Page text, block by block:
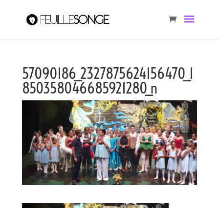
57090186_2327875624156470_1
850358046685921280_n